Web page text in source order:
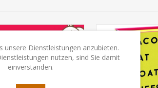
unsere Dienstleistungen anzubieten.
nutzen, sind Sie damit
einverstanden.